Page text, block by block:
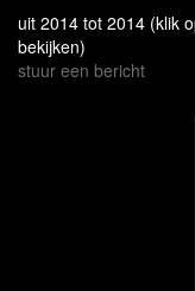
uit 2014 tot 2014 (klik
bekijken)
stuur een bericht